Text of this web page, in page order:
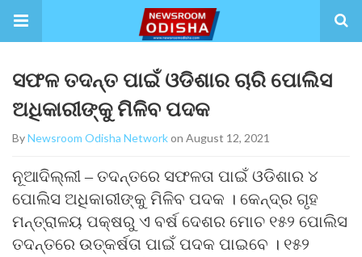
ସଫଳ ତଦନ୍ତ ପାଇଁ ଓଡିଶାର ଚାରି ପୋଲିସ
ଅଧିକାରୀଙ୍କୁ ମିଳିବ ପଦକ
ByNewsroom Odisha Networkon August 12, 2021
ନୂଆଦିଲ୍ଲୀ – ତଦନ୍ତରେ ସଫଳତା ପାଇଁ ଓଡିଶାର ୪
ପୋଲିସ ଅଧିକାରୀଙ୍କୁ ମିଳିବ ପଦକ । କେନ୍ଦ୍ର ଗୃହ
ମନ୍ତ୍ରାଳୟ ପକ୍ଷରୁ ଏ ବର୍ଷ ଦେଶର ମୋଚ ୧୫୨ ପୋଲିସ
ତଦନ୍ତରେ ଉତ୍କର୍ଷତା ପାଇଁ ପଦକ ପାଇବେ । ୧୫୨